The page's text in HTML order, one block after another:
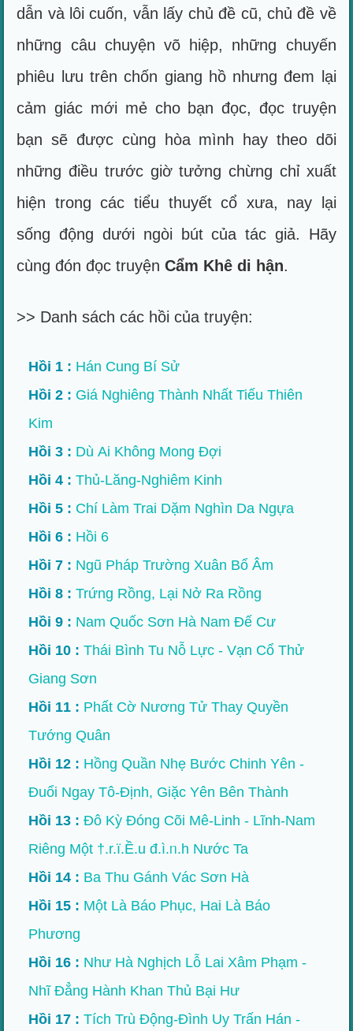
dẫn và lôi cuốn, vẫn lấy chủ đề cũ, chủ đề về
những câu chuyện võ hiệp, những chuyến
phiêu lưu trên chốn giang hồ nhưng đem lại
cảm giác mới mẻ cho bạn đọc, đọc truyện
bạn sẽ được cùng hòa mình hay theo dõi
những điều trước giờ tưởng chừng chỉ xuất
hiện trong các tiểu thuyết cổ xưa, nay lại
sống động dưới ngòi bút của tác giả. Hãy
cùng đón đọc truyệnCẩm Khê di hận.
>> Danh sách các hồi của truyện:
Hồi 1 : Hán Cung Bí Sử
Hồi 2 : Giá Nghiêng Thành Nhất Tiếu Thiên
Kim
Hồi 3 : Dù Ai Không Mong Đợi
Hồi 4 : Thủ-Lăng-Nghiêm Kinh
Hồi 5 : Chí Làm Trai Dặm Nghìn Da Ngựa
Hồi 6 : Hồi 6
Hồi 7 : Ngũ Pháp Trường Xuân Bổ Âm
Hồi 8 : Trứng Rồng, Lại Nở Ra Rồng
Hồi 9 : Nam Quốc Sơn Hà Nam Đế Cư
Hồi 10 : Thái Bình Tu Nỗ Lực - Vạn Cổ Thử
Giang Sơn
Hồi 11 : Phất Cờ Nương Tử Thay Quyền
Tướng Quân
Hồi 12 : Hồng Quần Nhẹ Bước Chinh Yên -
Đuổi Ngay Tô-Định, Giặc Yên Bên Thành
Hồi 13 : Đô Kỳ Đóng Cõi Mê-Linh - Lĩnh-Nam
Riêng Một †.r.ï.Ề.u đ.ì.ᥒ.h Nước Ta
Hồi 14 : Ba Thu Gánh Vác Sơn Hà
Hồi 15 : Một Là Báo Phục, Hai Là Báo
Phương
Hồi 16 : Như Hà Nghịch Lỗ Lai Xâm Phạm -
Nhĩ Đẳng Hành Khan Thủ Bại Hư
Hồi 17 : Tích Trù Động-Đình Uy Trấn Hán -